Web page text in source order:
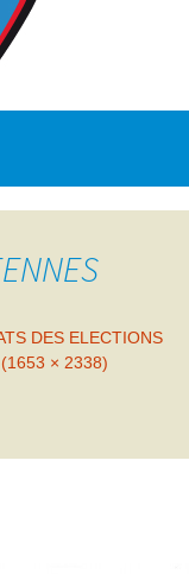
DES ELECTIONS
× 2338)